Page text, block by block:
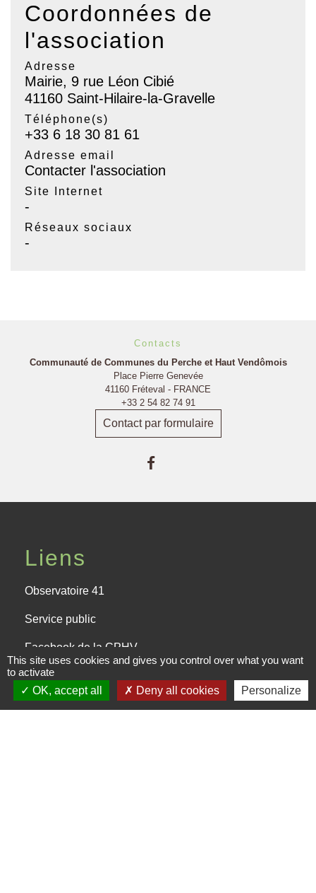
Coordonnées de
l'association
Adresse
Mairie, 9 rue Léon Cibié
41160 Saint-Hilaire-la-Gravelle
Téléphone(s)
+33 6 18 30 81 61
Adresse email
Contacter l'association
Site Internet
-
Réseaux sociaux
-
Contacts
Communauté de Communes du Perche et Haut Vendômois
Place Pierre Genevée
41160 Fréteval - FRANCE
+33 2 54 82 74 91
Contact par formulaire
Liens
Observatoire 41
Service public
Facebook de la CPHV
Office de tourisme de la CPHV
This site uses cookies and gives you control over what you want
to activate
OK, accept all
Deny all cookies Personalize